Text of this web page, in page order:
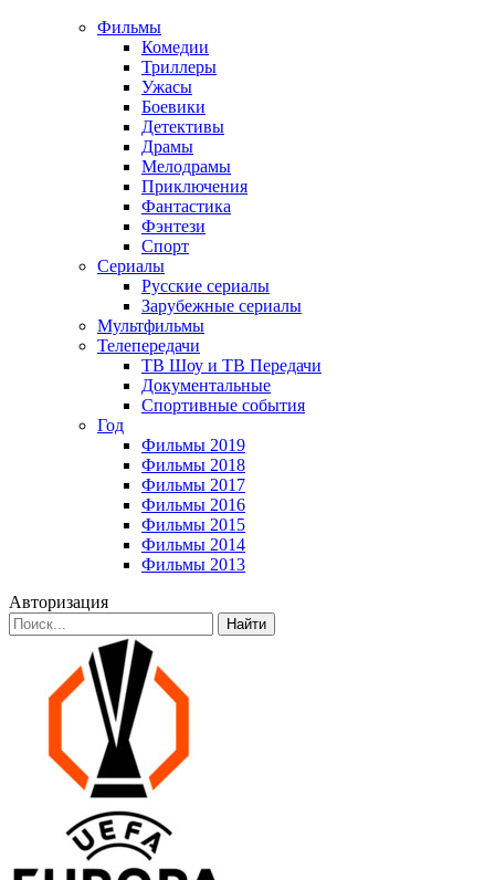
Фильмы
Комедии
Триллеры
Ужасы
Боевики
Детективы
Драмы
Мелодрамы
Приключения
Фантастика
Фэнтези
Спорт
Сериалы
Русские сериалы
Зарубежные сериалы
Мультфильмы
Телепередачи
ТВ Шоу и ТВ Передачи
Документальные
Спортивные события
Год
Фильмы 2019
Фильмы 2018
Фильмы 2017
Фильмы 2016
Фильмы 2015
Фильмы 2014
Фильмы 2013
Авторизация
Найти